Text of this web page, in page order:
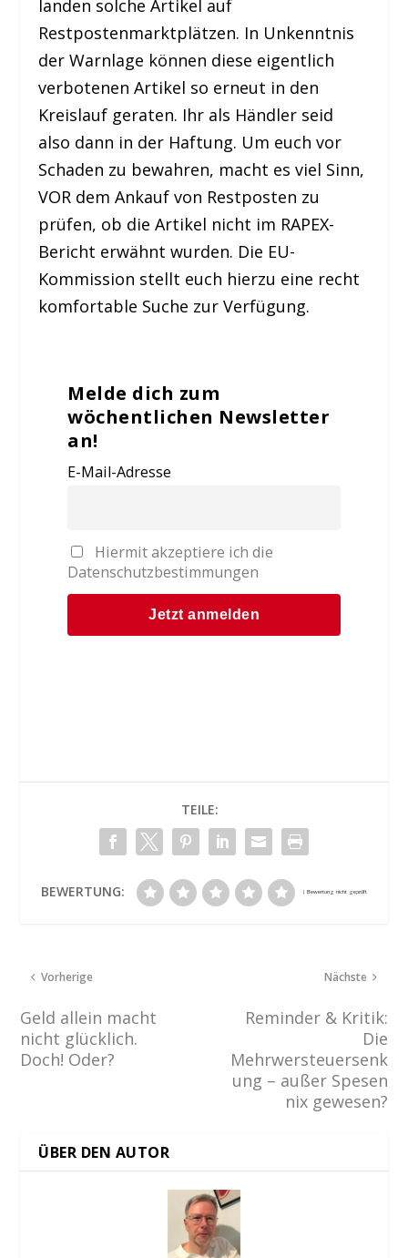
landen solche Artikel auf
Restpostenmarktplätzen. In Unkenntnis
der Warnlage können diese eigentlich
verbotenen Artikel so erneut in den
Kreislauf geraten. Ihr als Händler seid
also dann in der Haftung. Um euch vor
Schaden zu bewahren, macht es viel Sinn,
VOR dem Ankauf von Restposten zu
prüfen, ob die Artikel nicht im RAPEX-
Bericht erwähnt wurden. Die EU-
Kommission stellt euch hierzu eine recht
komfortable Suche zur Verfügung.
Melde dich zum
wöchentlichen Newsletter
an!
E-Mail-Adresse
Hiermit akzeptiere ich die
Datenschutzbestimmungen
TEILE:
BEWERTUNG:
Vorherige
Geld allein macht
nicht glücklich.
Doch! Oder?
Nächste
Reminder & Kritik:
Die
Mehrwersteuersenk
ung – außer Spesen
nix gewesen?
ÜBER DEN AUTOR